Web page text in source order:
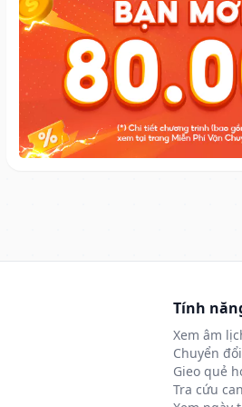
Tính
Xem âm
Chuyển
Gieo quẻ
Tra cứu